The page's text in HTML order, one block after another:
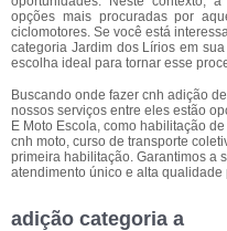
opções mais procuradas por
ciclomotores. Se você está
categoria Jardim dos Lírios em
escolha ideal para tornar esse
Buscando onde fazer cnh adição
nossos serviços entre eles estão
E Moto Escola, como habilitação
cnh moto, curso de transporte
primeira habilitação. Garantimos a
atendimento único e alta qualidade
adição categoria a